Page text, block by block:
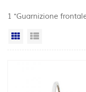
1 "Guarnizione
Vista a griglia